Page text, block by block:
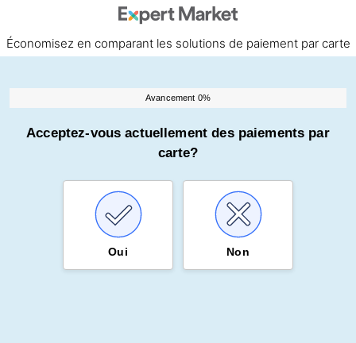
Économisez en comparant les solutions de paiement par carte